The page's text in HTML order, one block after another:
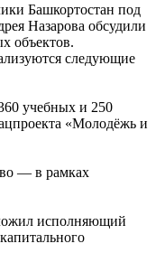
Башкортостан под
Назарова обсудили
объектов.
следующие
учебных и 250
«Молодёжь и
— в рамках
исполняющий